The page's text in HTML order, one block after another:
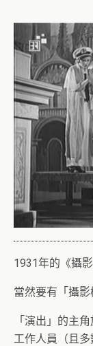
1931年的《攝
當然要有「攝
「演出」的主
工作人員（且